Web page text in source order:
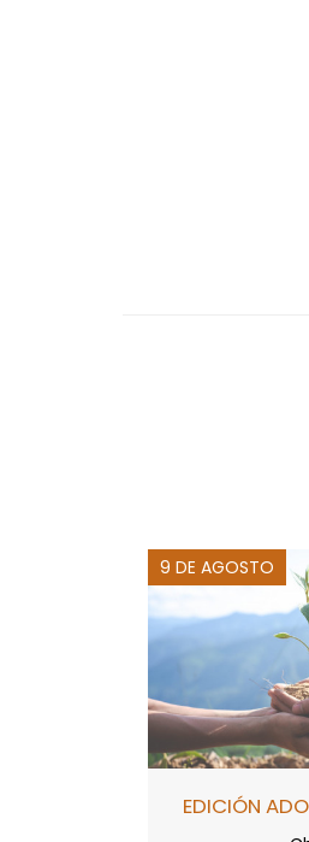
9 DE AGOSTO
EDICIÓN